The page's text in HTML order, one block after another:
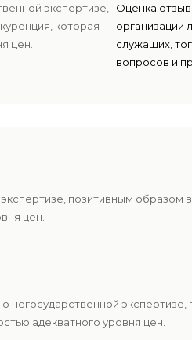
экспертизе,
которая
цен.
Оценка
организации
служащих,
вопросов и
позитивным образом
цен.
адекватного уровня цен.